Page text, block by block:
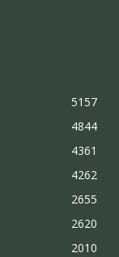
5157
4844
4361
4262
2655
2620
2010